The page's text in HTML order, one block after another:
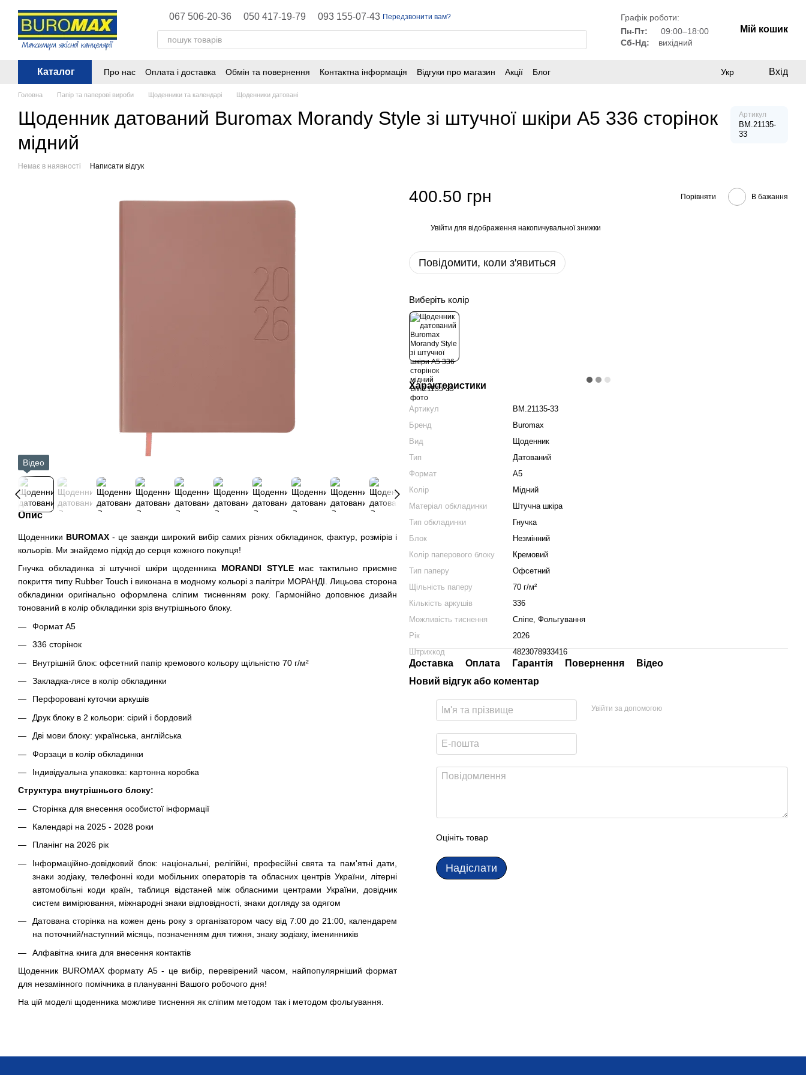
Перейти до основного контенту
067 506-20-36 050 417-19-79 093 155-07-43 Передзвонити вам?
Графік роботи:
Пн-Пт:
09:00–18:00
Сб-Нд:
вихідний
Мій кошик
Каталог Про нас Оплата і доставка Обмін та повернення Контактна інформація Відгуки про магазин Акції
Блог
Укр Вхід
Головна Папір та паперові вироби Щоденники та календарі Щоденники датовані
Щоденник датований Buromax Morandy Style зі штучної шкіри А5 336 сторінок
мідний
Артикул
BM.21135-
33
Немає в наявності Написати відгук
Відео
Опис
Щоденники BUROMAX - це завжди широкий вибір самих різних обкладинок, фактур, розмірів і
кольорів. Ми знайдемо підхід до серця кожного покупця!
Гнучка обкладинка зі штучної шкіри щоденника MORANDI STYLEмає тактильно приємне
покриття типу Rubber Touch і виконана в модному кольорі з палітри МОРАНДІ. Лицьова сторона
обкладинки оригінально оформлена сліпим тисненням року. Гармонійно доповнює дизайн
тонований в колір обкладинки зріз внутрішнього блоку.
Формат А5
336 сторінок
Внутрішній блок: офсетний папір кремового кольору щільністю 70 г/м²
Закладка-лясе в колір обкладинки
Перфоровані куточки аркушів
Друк блоку в 2 кольори: сірий і бордовий
Дві мови блоку: українська, англійська
Форзаци в колір обкладинки
Індивідуальна упаковка: картонна коробка
Структура внутрішнього блоку:
Сторінка для внесення особистої інформації
Календарі на 2025 - 2028 роки
Планінг на 2026 рік
Інформаційно-довідковий блок: національні, релігійні, професійні свята та пам'ятні дати,
знаки зодіаку, телефонні коди мобільних операторів та обласних центрів України, літерні
автомобільні коди країн, таблиця відстаней між обласними центрами України, довідник
систем вимірювання, міжнародні знаки відповідності, знаки догляду за одягом
Датована сторінка на кожен день року з організатором часу від 7:00 до 21:00, календарем
на поточний/наступний місяць, позначенням дня тижня, знаку зодіаку, іменинників
Алфавітна книга для внесення контактів
Щоденник BUROMAX формату А5 - це вибір, перевірений часом, найпопулярніший формат
для незамінного помічника в плануванні Вашого робочого дня!
На цій моделі щоденника можливе тиснення як сліпим методом так і методом фольгування.
400.50 грн Порівняти В бажання
Увійти для відображення накопичувальної знижки
Повідомити, коли з'явиться
Виберіть колір
Характеристики
Артикул
BM.21135-33
Бренд
Buromax
Вид
Щоденник
Тип
Датований
Формат
А5
Колір
Мідний
Матеріал обкладинки
Штучна шкіра
Тип обкладинки
Гнучка
Блок
Незмінний
Колір паперового блоку
Кремовий
Тип паперу
Офсетний
Щільність паперу
70 г/м²
Кількість аркушів
336
Можливість тиснення
Сліпе, Фольгування
Рік
2026
Штрихкод
4823078933416
Доставка Оплата Гарантія Повернення
Відео
Новий відгук або коментар
Увійти за допомогою
Оцініть товар
Надіслати